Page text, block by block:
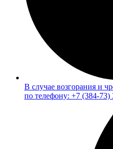
В случае возгорания и
по телефону: +7 (384-